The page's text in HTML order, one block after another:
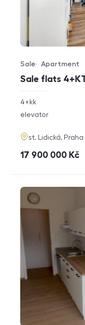
Sale flats
Offer type
Sale
Property type
Apartment
rozměry
4+kk
funkce
elevator
adresa
st. Lidická, Praha
cena
17 900 000 Kč